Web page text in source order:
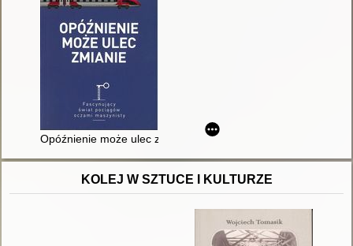
Opóźnienie może ulec zmianie
KOLEJ W SZTUCE I KULTURZE